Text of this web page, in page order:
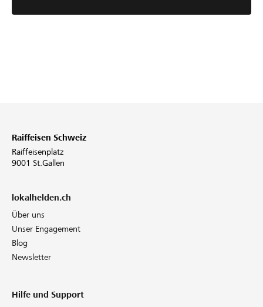
Raiffeisen Schweiz
Raiffeisenplatz
9001 St.Gallen
lokalhelden.ch
Über uns
Unser Engagement
Blog
Newsletter
Hilfe und Support